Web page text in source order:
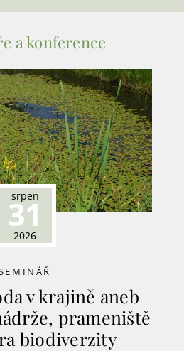
a konference
srpen
31
2026
v krajině aneb
prameniště
biodiverzity